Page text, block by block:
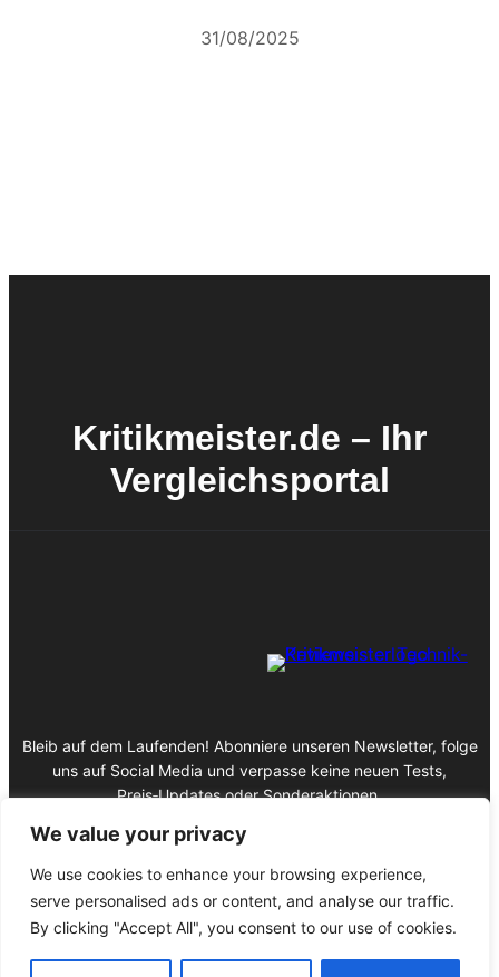
We value your privacy
We use cookies to enhance your browsing experience,
serve personalised ads or content, and analyse our traffic.
By clicking "Accept All", you consent to our use of cookies.
31/08/2025
Kritikmeister.de – Ihr
Vergleichsportal
Bleib auf dem Laufenden! Abonniere unseren Newsletter, folge
uns auf Social Media und verpasse keine neuen Tests,
Preis‑Updates oder Sonderaktionen.
Impressum
Datenschutz